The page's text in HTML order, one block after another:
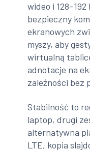
wideo i
bezpieczny
ekranowych
myszy, aby
wirtualną
adnotacje na
zależności bez
Stabilność to
laptop, drugi
alternatywna
LTE, kopia